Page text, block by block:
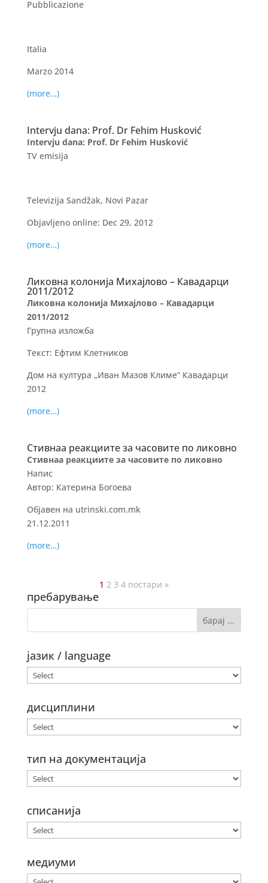
Pubblicazione
Italia
Marzo 2014
(more…)
Intervju dana: Prof. Dr Fehim Husković
Intervju dana: Prof. Dr Fehim Husković
TV emisija
Televizija Sandžak, Novi Pazar
Objavljeno online: Dec 29, 2012
(more…)
Ликовна колонија Михајлово – Кавадарци
2011/2012
Ликовна колонија Михајлово – Кавадарци
2011/2012
Групна изложба
Текст: Ефтим Клетников
Дом на култура „Иван Мазов Климе“ Кавадарци
2012
(more…)
Стивнаа реакциите за часовите по ликовно
Стивнаа реакциите за часовите по ликовно
Напис
Автор: Катерина Богоева
Објавен на utrinski.com.mk
21.12.2011
(more…)
1 2 3 4 постари »
пребарување
јазик / language
дисциплини
тип на документација
списанија
медиуми